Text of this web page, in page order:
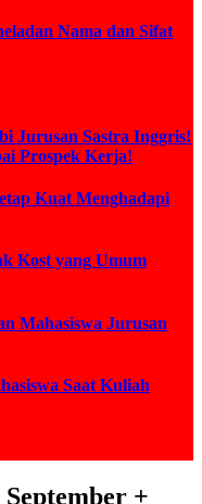
Nama dan Sifat
Jurusan Sastra Inggris!
Prospek Kerja!
Kuat Menghadapi
Kost yang Umum
Mahasiswa Jurusan
Saat Kuliah
+